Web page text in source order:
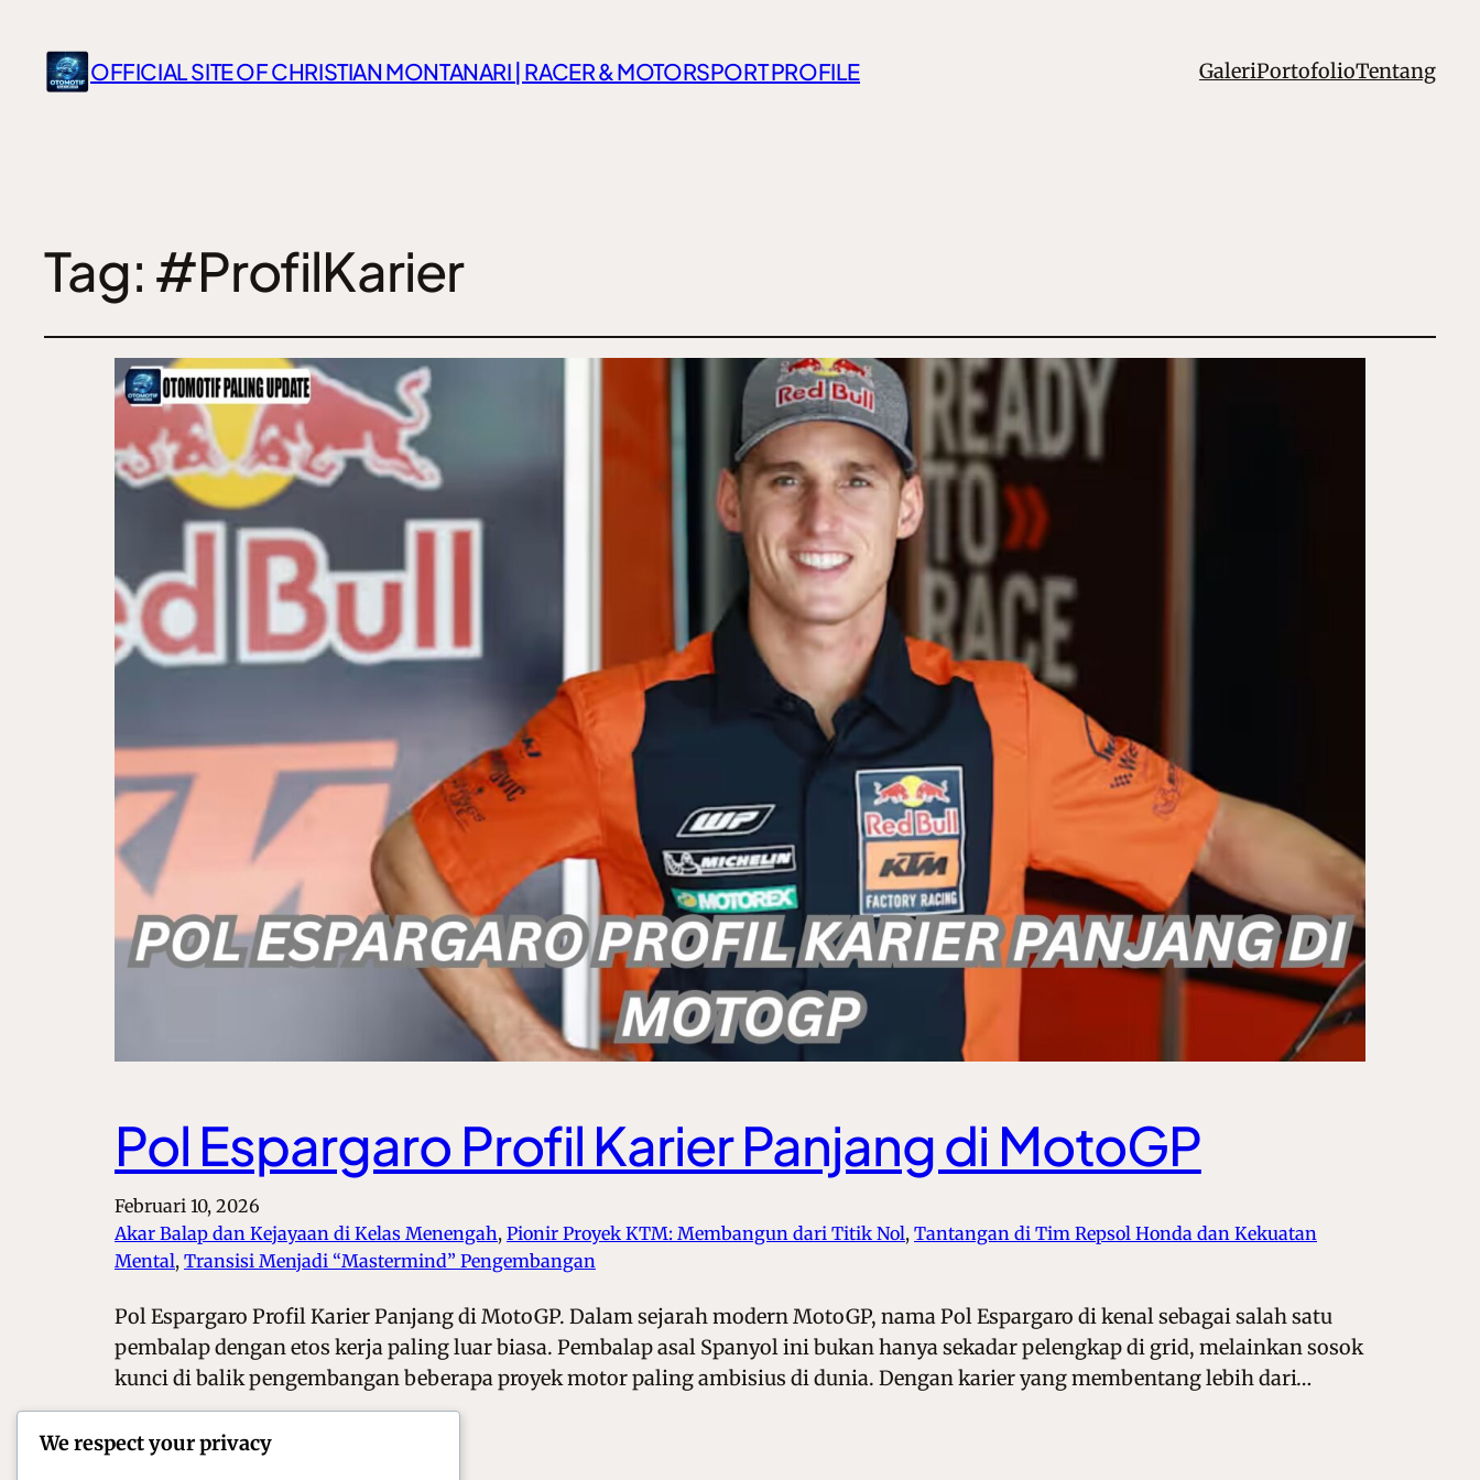
OFFICIAL SITE OF CHRISTIAN MONTANARI | RACER & MOTORSPORT PROFILE GaleriPortofolioTentang
Tag: #ProfilKarier
Pol Espargaro Profil Karier Panjang di MotoGP
Februari 10, 2026
Akar Balap dan Kejayaan di Kelas Menengah, Pionir Proyek KTM: Membangun dari Titik Nol, Tantangan di Tim Repsol Honda dan Kekuatan
Mental, Transisi Menjadi “Mastermind” Pengembangan
Pol Espargaro Profil Karier Panjang di MotoGP. Dalam sejarah modern MotoGP, nama Pol Espargaro di kenal sebagai salah satu
pembalap dengan etos kerja paling luar biasa. Pembalap asal Spanyol ini bukan hanya sekadar pelengkap di grid, melainkan sosok
kunci di balik pengembangan beberapa proyek motor paling ambisius di dunia. Dengan karier yang membentang lebih dari…
We respect your privacy